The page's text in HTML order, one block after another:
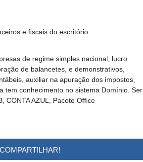
e fiscais do escritório.
de regime simples nacional, lucro
de balancetes, e demonstrativos,
auxiliar na apuração dos impostos,
tem conhecimento no sistema Domínio. Ser
CONTA AZUL, Pacote Office